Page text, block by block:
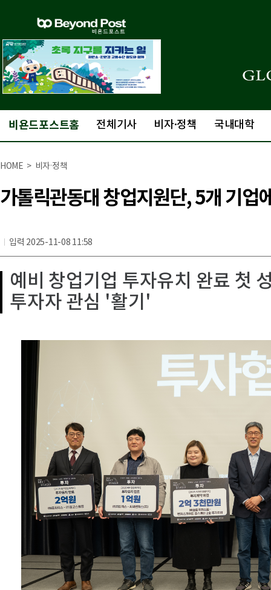
비욘드포스트홈 전체기사 비자·정책 국내대학
HOME > 비자·정책
가톨릭관동대 창업지원단, 5개 기업
입력 2025-11-08 11:58
예비 창업기업 투자유치 완료 첫
투자자 관심 '활기'